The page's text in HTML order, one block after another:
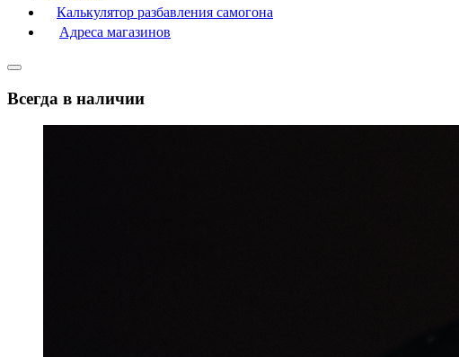
Калькулятор разбавления самогона
Адреса магазинов
Всегда в наличии